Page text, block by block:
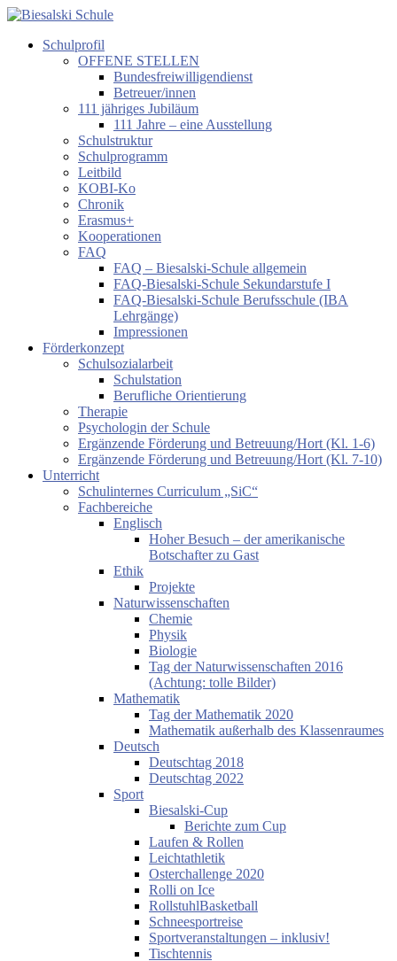
Zum
springen
Biesalski
Förderzentrum
körperliche
motorische
Entwicklung
Schulprofil
OFFENE STELLEN
Bundesfreiwilligendienst
Betreuer/innen
111 jähriges Jubiläum
111 Jahre – eine Ausstellung
Schulstruktur
Schulprogramm
Leitbild
KOBI-Ko
Chronik
Erasmus+
Kooperationen
FAQ
FAQ – Biesalski-Schule allgemein
FAQ-Biesalski-Schule Sekundarstufe I
FAQ-Biesalski-Schule Berufsschule (IBA
Lehrgänge)
Impressionen
Förderkonzept
Schulsozialarbeit
Schulstation
Berufliche Orientierung
Therapie
Psychologin der Schule
Ergänzende Förderung und Betreuung/Hort (Kl. 1-6)
Ergänzende Förderung und Betreuung/Hort (Kl. 7-10)
Unterricht
Schulinternes Curriculum „SiC“
Fachbereiche
Englisch
Hoher Besuch – der amerikanische
Botschafter zu Gast
Ethik
Projekte
Naturwissenschaften
Chemie
Physik
Biologie
Tag der Naturwissenschaften 2016
(Achtung: tolle Bilder)
Mathematik
Tag der Mathematik 2020
Mathematik außerhalb des Klassenraumes
Deutsch
Deutschtag 2018
Deutschtag 2022
Sport
Biesalski-Cup
Berichte zum Cup
Laufen & Rollen
Leichtathletik
Osterchallenge 2020
Rolli on Ice
RollstuhlBasketball
Schneesportreise
Sportveranstaltungen – inklusiv!
Tischtennis